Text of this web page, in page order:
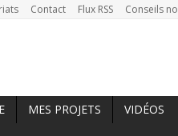
Contact Flux RSS Conseils
MES PROJETS
VIDÉOS